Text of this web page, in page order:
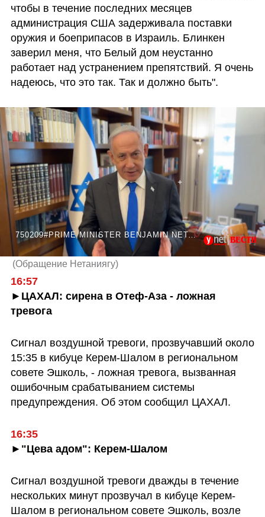
чтобы в течение последних месяцев
администрация США задерживала поставки
оружия и боеприпасов в Израиль. Блинкен
заверил меня, что Белый дом неустанно
работает над устранением препятствий. Я очень
надеюсь, что это так. Так и должно быть".
750209#PRIME MINISTER BENJAMIN NETANYAHU SAID IN A MESSAGE TO THE U.S.
(Обращение Нетаниягу)
16:57
►ЦАХАЛ: сирена в Отеф-Аза - ложная
тревога
Сигнал воздушной тревоги, прозвучавший около
15:35 в кибуце Керем-Шалом в региональном
совете Эшколь, - ложная тревога, вызванная
ошибочным срабатыванием системы
предупреждения. Об этом сообщил ЦАХАЛ.
16:35
►"Цева адом": Керем-Шалом
Сигнал воздушной тревоги дважды в течение
нескольких минут прозвучал в кибуце Керем-
Шалом в региональном совете Эшколь, возле